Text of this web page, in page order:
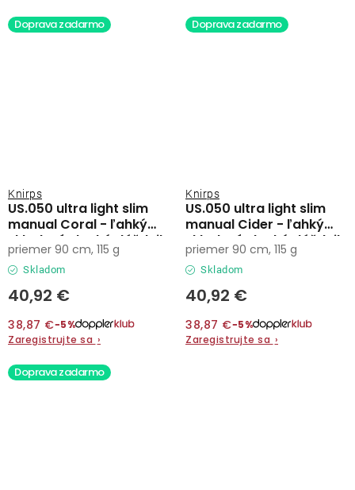
Doprava zadarmo
US.050 ultra light slim
manual Coral - ľahký
skladací plochý dáždnik
Knirps
Skladom
40,92 €
38,87 €−5%
Zaregistrujte sa ›
priemer 90 cm, 115 g
Doprava zadarmo
US.050 ultra light slim
manual Cider - ľahký
skladací plochý dáždnik
Knirps
Skladom
40,92 €
38,87 €−5%
Zaregistrujte sa ›
priemer 90 cm, 115 g
Doprava zadarmo